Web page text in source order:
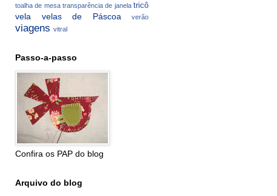
toalha de mesa transparência de janela tricô
vela velas de Páscoa verão
viagens vitral
Passo-a-passo
Confira os PAP do blog
Arquivo do blog